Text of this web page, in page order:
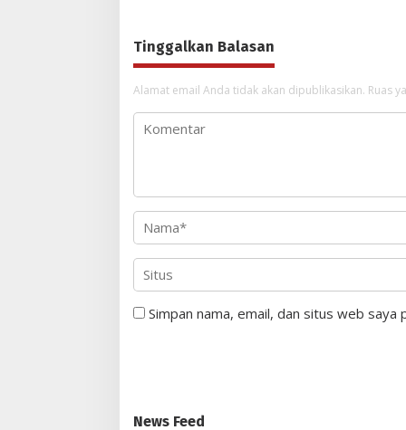
Tinggalkan Balasan
Alamat email Anda tidak akan dipublikasikan. Ruas
Simpan nama, email, dan situs web
News Feed